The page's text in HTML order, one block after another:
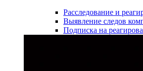
Расследование и
Выявление следов
Подписка на